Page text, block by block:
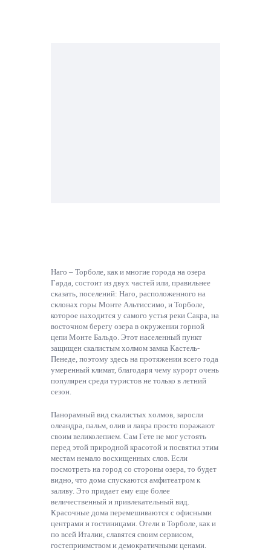
Наго – Торболе, как и многие города на озера
Гарда, состоит из двух частей или, правильнее
сказать, поселений: Наго, расположенного на
склонах горы Монте Альтиссимо, и Торболе,
которое находится у самого устья реки Сакра, на
восточном берегу озера в окружении горной
цепи Монте Бальдо. Этот населенный пункт
защищен скалистым холмом замка Кастель-
Пенеде, поэтому здесь на протяжении всего года
умеренный климат, благодаря чему курорт очень
популярен среди туристов не только в летний
сезон.
Панорамный вид скалистых холмов, заросли
олеандра, пальм, олив и лавра просто поражают
своим великолепием. Сам Гете не мог устоять
перед этой природной красотой и посвятил этим
местам немало восхищенных слов. Если
посмотреть на город со стороны озера, то будет
видно, что дома спускаются амфитеатром к
заливу. Это придает ему еще более
величественный и привлекательный вид.
Красочные дома перемешиваются с офисными
центрами и гостиницами. Отели в Торболе, как и
по всей Италии, славятся своим сервисом,
гостеприимством и демократичными ценами.